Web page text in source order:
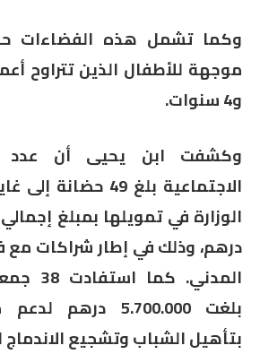
وكما تشمل هذه الفضاءات
و4 سنوات.
وكشفت ابن يحيى أن عدد
درهم، وذلك في إطار شراكات مع
بلغت 5.700.000
بتأهيل الشباب وتشجيع الاندماج